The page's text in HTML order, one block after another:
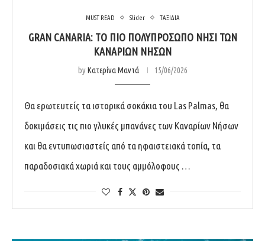
MUST READ Slider ΤΑΞΙΔΙΑ
GRAN CANARIA: ΤΟ ΠΙΟ ΠΟΛΥΠΡΌΣΩΠΟ ΝΗΣΊ ΤΩΝ
ΚΑΝΑΡΊΩΝ ΝΉΣΩΝ
byΚατερίνα Μαντά 15/06/2026
Θα ερωτευτείς τα ιστορικά σοκάκια του Las Palmas, θα
δοκιμάσεις τις πιο γλυκές μπανάνες των Καναρίων Νήσων
και θα εντυπωσιαστείς από τα ηφαιστειακά τοπία, τα
παραδοσιακά χωριά και τους αμμόλοφους …